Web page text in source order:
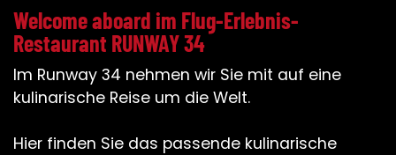
Welcome aboard im Flug-Erlebnis-
Restaurant RUNWAY 34
Im Runway 34 nehmen wir Sie mit auf eine
kulinarische Reise um die Welt.
Hier finden Sie das passende kulinarische